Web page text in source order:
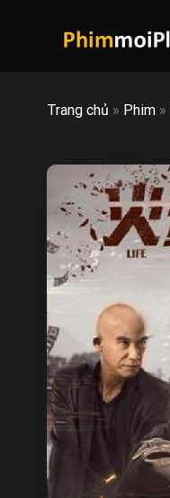
Trang chủ » Phim »